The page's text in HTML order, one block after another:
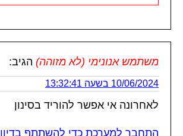
משתמש אנונימי (לא מזוהה) הגיב:
10/06/2024 בשעה 13:32:41
לאחרונה אי אפשר להוריד בסינון
התחבר למערכת כדי להשתתף בדיון